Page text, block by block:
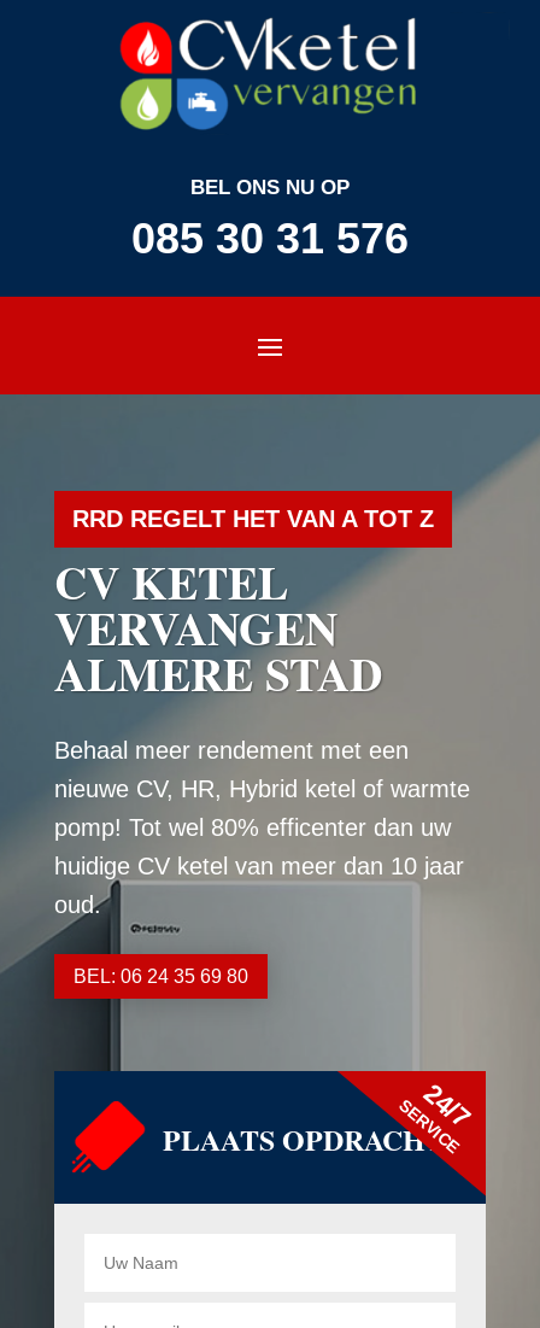
BEL ONS NU OP
085 30 31 576
RRD REGELT HET VAN A TOT Z
CV KETEL
VERVANGEN
ALMERE STAD
Behaal meer rendement met een
nieuwe CV, HR, Hybrid ketel of warmte
pomp! Tot wel 80% efficenter dan uw
huidige CV ketel van meer dan 10 jaar
oud.
BEL: 06 24 35 69 80
PLAATS OPDRACHT
24/7
SERVICE